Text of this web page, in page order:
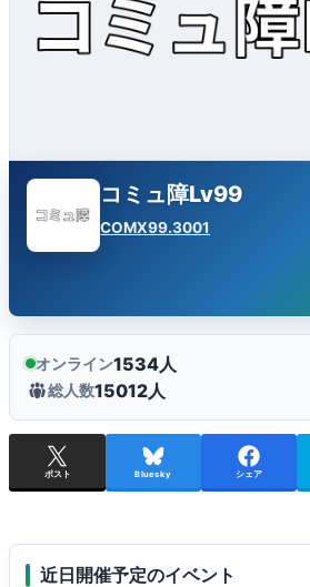
コミュ障Lv99
COMX99.3001
オンライン1534人
総人数15012人
ポスト Bluesky シェア
近日開催予定のイベント